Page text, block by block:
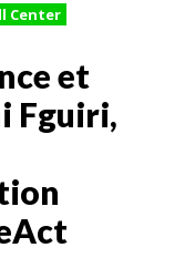
Center
et
Fguiri,